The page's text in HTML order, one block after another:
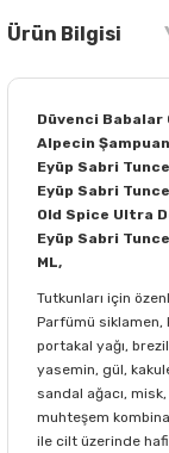
Ürün Bilgisi
Düvenci Babalar
Alpecin
Eyüp Sabri
Eyüp Sabri
Old Spice Ultra
Eyüp Sabri
ML,
Tutkunları için
Parfümü siklamen,
portakal yağı,
yasemin, gül,
sandal ağacı,
muhteşem
ile cilt üzerinde